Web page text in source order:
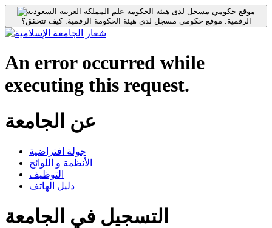
موقع حكومي مسجل لدى هيئة الحكومة
الرقمية. موقع حكومي مسجل لدى هيئة الحكومة الرقمية.كيف تتحقق؟
An error occurred while
executing this request.
عن الجامعة
جولة افتراضية
الأنظمة و اللوائح
التوظيف
دليل الهاتف
التسجيل في الجامعة